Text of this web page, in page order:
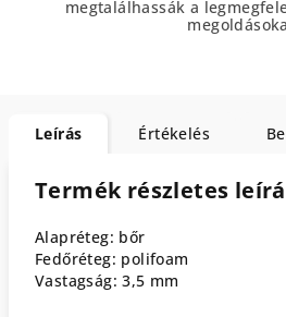
megtalálhassák a
Leírás Értékelés
Termék részletes
Alapréteg: bőr
Fedőréteg: polifoam
Vastagság: 3,5 mm